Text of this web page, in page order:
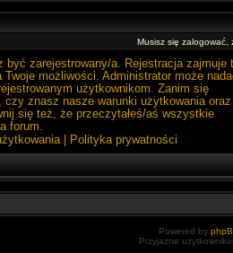
Musisz się zalogować,
być zarejestrowany/a. Rejestracja zajmuje
możliwości. Administrator może
użytkownikom. Zanim się
czy znasz nasze warunki użytkowania oraz
się też, że przeczytałeś/aś wszystkie
forum.
| Polityka prywatności
Powered by
Przyjazne